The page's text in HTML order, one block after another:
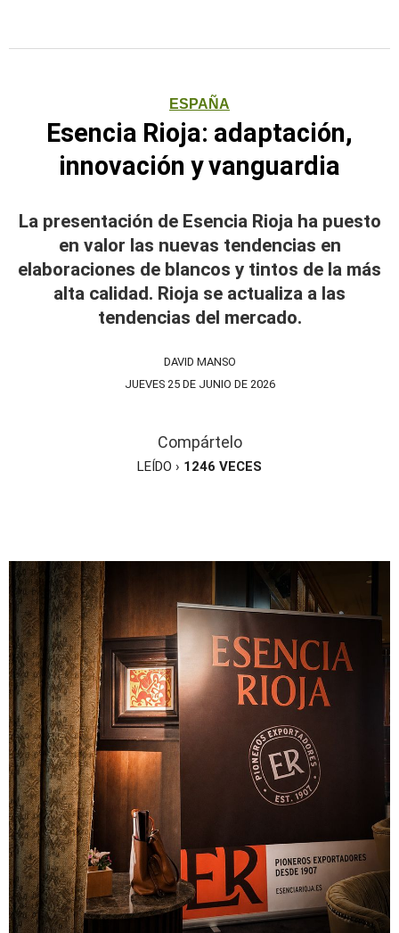
ESPAÑA
Esencia Rioja: adaptación,
innovación y vanguardia
La presentación de Esencia Rioja ha puesto
en valor las nuevas tendencias en
elaboraciones de blancos y tintos de la más
alta calidad. Rioja se actualiza a las
tendencias del mercado.
DAVID MANSO
JUEVES 25 DE JUNIO DE 2026
Compártelo
LEÍDO › 1246 VECES